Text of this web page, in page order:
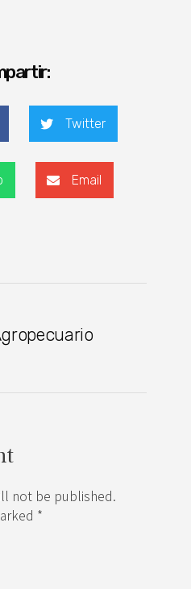
Twitter
Email
not be published.
*